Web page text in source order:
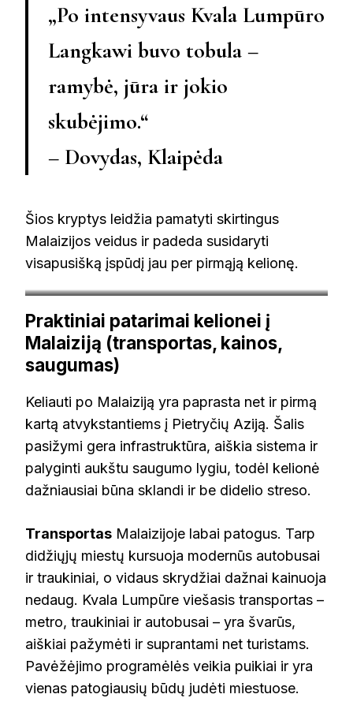
„Po intensyvaus Kvala Lumpūro
Langkawi buvo tobula –
ramybė, jūra ir jokio
skubėjimo.“
– Dovydas, Klaipėda
Šios kryptys leidžia pamatyti skirtingus
Malaizijos veidus ir padeda susidaryti
visapusišką įspūdį jau per pirmąją kelionę.
https://commons.wikimedia.org/w/index.php?
curid=158512569
Praktiniai patarimai kelionei į
Malaiziją (transportas, kainos,
saugumas)
Keliauti po Malaiziją yra paprasta net ir pirmą
kartą atvykstantiems į Pietryčių Aziją. Šalis
pasižymi gera infrastruktūra, aiškia sistema ir
palyginti aukštu saugumo lygiu, todėl kelionė
dažniausiai būna sklandi ir be didelio streso.
Transportas Malaizijoje labai patogus. Tarp
didžiųjų miestų kursuoja modernūs autobusai
ir traukiniai, o vidaus skrydžiai dažnai kainuoja
nedaug. Kvala Lumpūre viešasis transportas –
metro, traukiniai ir autobusai – yra švarūs,
aiškiai pažymėti ir suprantami net turistams.
Pavėžėjimo programėlės veikia puikiai ir yra
vienas patogiausių būdų judėti miestuose.